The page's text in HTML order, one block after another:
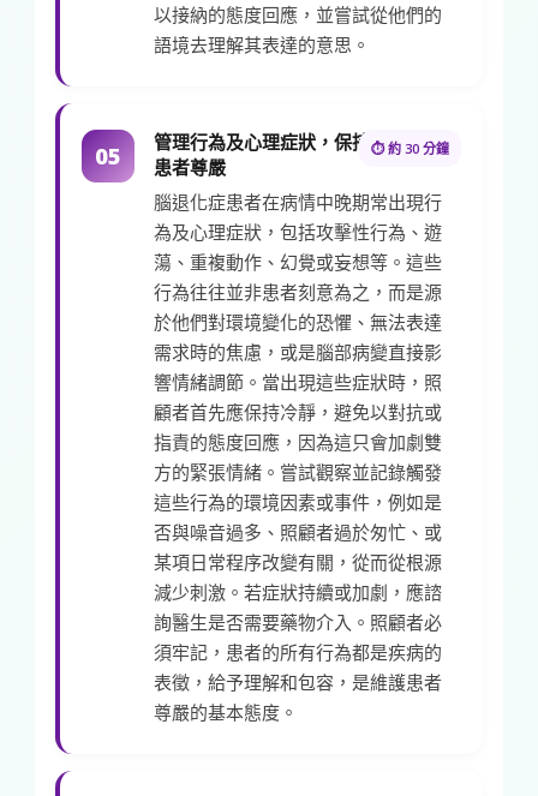
以接納的態度回應，並嘗試從他們的
語境去理解其表達的意思。
05 ⏱ 約 30 分鐘
管理行為及心理症狀，保持
患者尊嚴
腦退化症患者在病情中晚期常出現行
為及心理症狀，包括攻擊性行為、遊
蕩、重複動作、幻覺或妄想等。這些
行為往往並非患者刻意為之，而是源
於他們對環境變化的恐懼、無法表達
需求時的焦慮，或是腦部病變直接影
響情緒調節。當出現這些症狀時，照
顧者首先應保持冷靜，避免以對抗或
指責的態度回應，因為這只會加劇雙
方的緊張情緒。嘗試觀察並記錄觸發
這些行為的環境因素或事件，例如是
否與噪音過多、照顧者過於匆忙、或
某項日常程序改變有關，從而從根源
減少刺激。若症狀持續或加劇，應諮
詢醫生是否需要藥物介入。照顧者必
須牢記，患者的所有行為都是疾病的
表徵，給予理解和包容，是維護患者
尊嚴的基本態度。